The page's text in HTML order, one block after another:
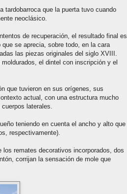
tardobarroca que la puerta tuvo cuando
neoclásico.
de recuperación, el resultado final es
se aprecia, sobre todo, en la cara
las piezas originales del siglo XVIII.
el dintel con inscripción y el
que tuvieron en sus orígenes, sus
actual, con una estructura mucho
laterales.
teniendo en cuenta el ancho y alto que
respectivamente).
remates decorativos incorporados, dos
corrijan la sensación de mole que